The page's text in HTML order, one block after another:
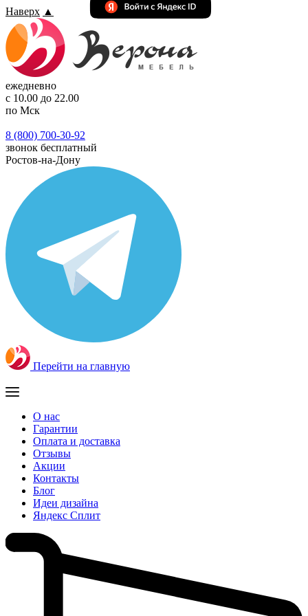
Наверх ▲
ежедневно
с 10.00 до 22.00
по Мск
8 (800) 700-30-92
звонок бесплатный
Ростов-на-Дону
Перейти на главную
О нас
Гарантии
Оплата и доставка
Отзывы
Акции
Контакты
Блог
Идеи дизайна
Яндекс Сплит